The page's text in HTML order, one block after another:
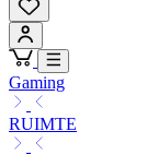
Gaming
RUIMTE